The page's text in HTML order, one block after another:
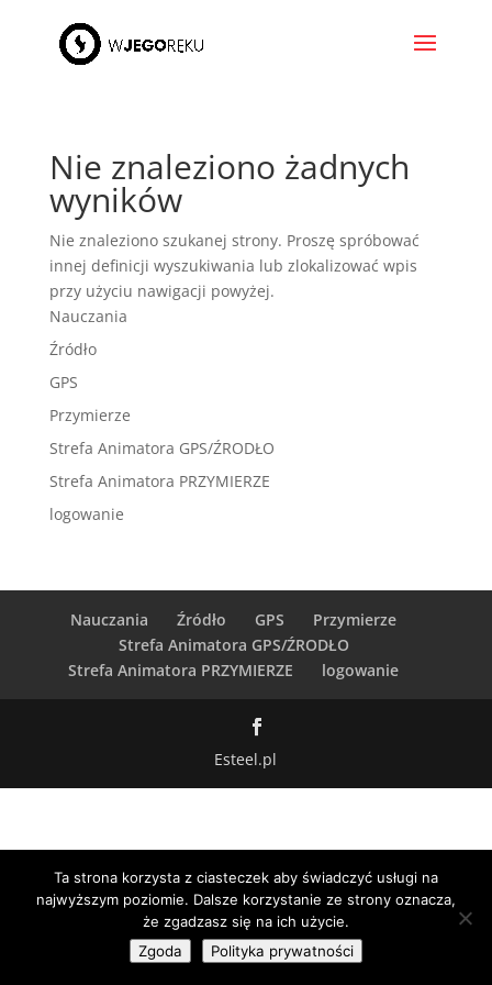
Nie znaleziono żadnych
wyników
Nie znaleziono szukanej strony. Proszę spróbować
innej definicji wyszukiwania lub zlokalizować wpis
przy użyciu nawigacji powyżej.
Nauczania
Źródło
GPS
Przymierze
Strefa Animatora GPS/ŹRODŁO
Strefa Animatora PRZYMIERZE
logowanie
Nauczania Źródło GPS
Przymierze
Strefa Animatora GPS/ŹRODŁO
Strefa Animatora PRZYMIERZE
logowanie
Esteel.pl
Ta strona korzysta z ciasteczek aby świadczyć usługi na
najwyższym poziomie. Dalsze korzystanie ze strony oznacza,
że zgadzasz się na ich użycie.
Zgoda
Polityka prywatności